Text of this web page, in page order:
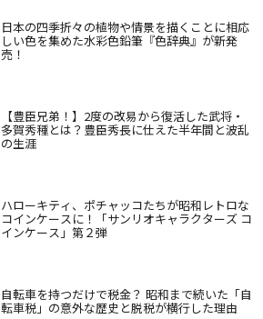
日本の四季折々の植物や情景を描くことに相応
しい色を集めた水彩色鉛筆『色辞典』が新発
売！
【豊臣兄弟！】2度の改易から復活した武将・
多賀秀種とは？豊臣秀長に仕えた半年間と波乱
の生涯
ハローキティ、ポチャッコたちが昭和レトロな
コインケースに！「サンリオキャラクターズ コ
インケース」第２弾
自転車を持つだけで税金？ 昭和まで続いた「自
転車税」の意外な歴史と脱税が横行した理由